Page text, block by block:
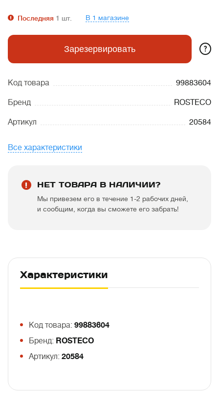
Последняя 1 шт. В 1 магазине
Зарезервировать ?
Код товара 99883604
Бренд ROSTECO
Артикул 20584
Все характеристики
НЕТ ТОВАРА В НАЛИЧИИ?
Мы привезем его в течение 1-2 рабочих дней,
и сообщим, когда вы сможете его забрать!
Характеристики
Код товара: 99883604
Бренд: ROSTECO
Артикул: 20584